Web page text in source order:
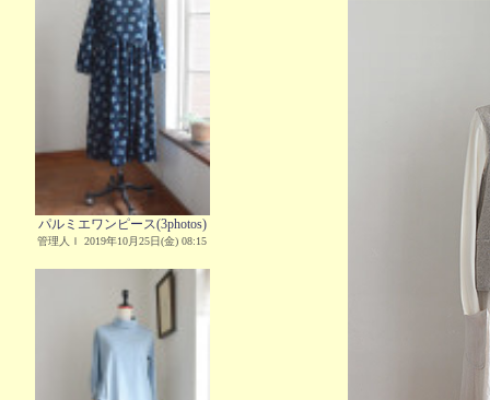
パルミエワンピース(3photos)
管理人Ｉ 2019年10月25日(金) 08:15